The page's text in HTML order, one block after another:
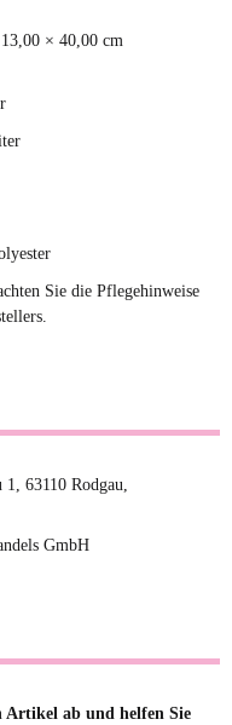
× 40,00 cm
Sie die Pflegehinweise
63110 Rodgau,
GmbH
Artikel ab und helfen Sie